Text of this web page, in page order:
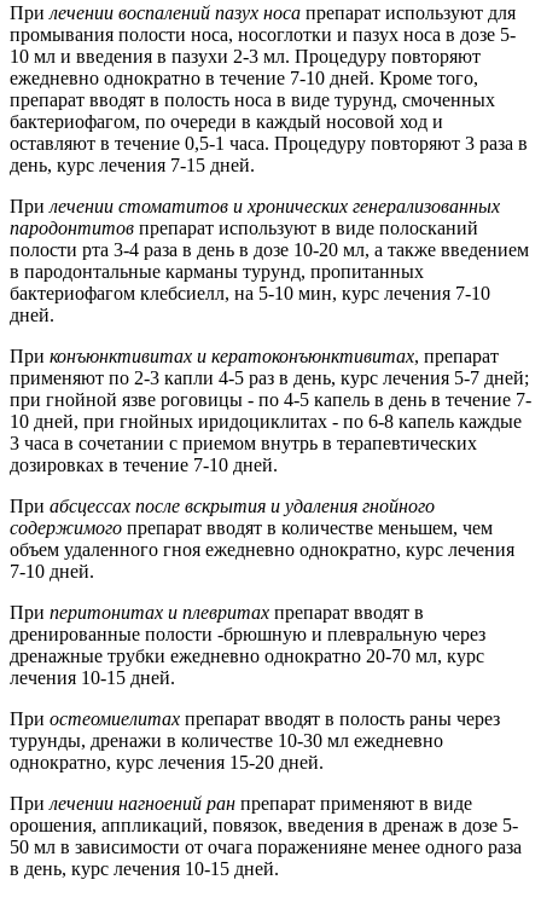
При лечении воспалений пазух носа препарат используют для
промывания полости носа, носоглотки и пазух носа в дозе 5-
10 мл и введения в пазухи 2-3 мл. Процедуру повторяют
ежедневно однократно в течение 7-10 дней. Кроме того,
препарат вводят в полость носа в виде турунд, смоченных
бактериофагом, по очереди в каждый носовой ход и
оставляют в течение 0,5-1 часа. Процедуру повторяют 3 раза в
день, курс лечения 7-15 дней.
При лечении стоматитов и хронических генерализованных
пародонтитов препарат используют в виде полосканий
полости рта 3-4 раза в день в дозе 10-20 мл, а также введением
в пародонтальные карманы турунд, пропитанных
бактериофагом клебсиелл, на 5-10 мин, курс лечения 7-10
дней.
При конъюнктивитах и кератоконъюнктивитах, препарат
применяют по 2-3 капли 4-5 раз в день, курс лечения 5-7 дней;
при гнойной язве роговицы - по 4-5 капель в день в течение 7-
10 дней, при гнойных иридоциклитах - по 6-8 капель каждые
3 часа в сочетании с приемом внутрь в терапевтических
дозировках в течение 7-10 дней.
При абсцессах после вскрытия и удаления гнойного
содержимого препарат вводят в количестве меньшем, чем
объем удаленного гноя ежедневно однократно, курс лечения
7-10 дней.
При перитонитах и плевритах препарат вводят в
дренированные полости -брюшную и плевральную через
дренажные трубки ежедневно однократно 20-70 мл, курс
лечения 10-15 дней.
При остеомиелитах препарат вводят в полость раны через
турунды, дренажи в количестве 10-30 мл ежедневно
однократно, курс лечения 15-20 дней.
При лечении нагноений ран препарат применяют в виде
орошения, аппликаций, повязок, введения в дренаж в дозе 5-
50 мл в зависимости от очага пораженияне менее одного раза
в день, курс лечения 10-15 дней.